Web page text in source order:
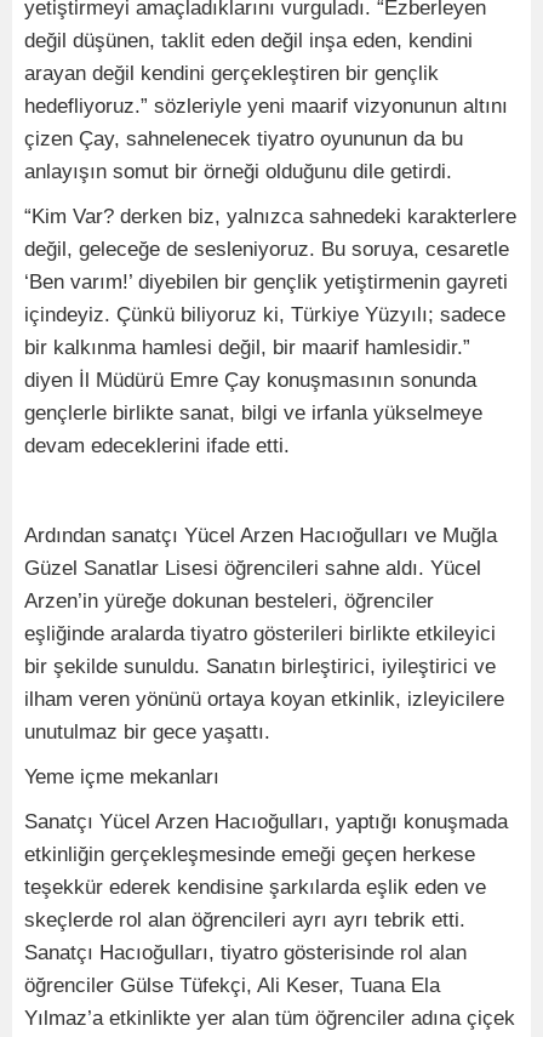
yetiştirmeyi amaçladıklarını vurguladı. “Ezberleyen
değil düşünen, taklit eden değil inşa eden, kendini
arayan değil kendini gerçekleştiren bir gençlik
hedefliyoruz.” sözleriyle yeni maarif vizyonunun altını
çizen Çay, sahnelenecek tiyatro oyununun da bu
anlayışın somut bir örneği olduğunu dile getirdi.
“Kim Var? derken biz, yalnızca sahnedeki karakterlere
değil, geleceğe de sesleniyoruz. Bu soruya, cesaretle
‘Ben varım!’ diyebilen bir gençlik yetiştirmenin gayreti
içindeyiz. Çünkü biliyoruz ki, Türkiye Yüzyılı; sadece
bir kalkınma hamlesi değil, bir maarif hamlesidir.”
diyen İl Müdürü Emre Çay konuşmasının sonunda
gençlerle birlikte sanat, bilgi ve irfanla yükselmeye
devam edeceklerini ifade etti.
Ardından sanatçı Yücel Arzen Hacıoğulları ve Muğla
Güzel Sanatlar Lisesi öğrencileri sahne aldı. Yücel
Arzen’in yüreğe dokunan besteleri, öğrenciler
eşliğinde aralarda tiyatro gösterileri birlikte etkileyici
bir şekilde sunuldu. Sanatın birleştirici, iyileştirici ve
ilham veren yönünü ortaya koyan etkinlik, izleyicilere
unutulmaz bir gece yaşattı.
Yeme içme mekanları
Sanatçı Yücel Arzen Hacıoğulları, yaptığı konuşmada
etkinliğin gerçekleşmesinde emeği geçen herkese
teşekkür ederek kendisine şarkılarda eşlik eden ve
skeçlerde rol alan öğrencileri ayrı ayrı tebrik etti.
Sanatçı Hacıoğulları, tiyatro gösterisinde rol alan
öğrenciler Gülse Tüfekçi, Ali Keser, Tuana Ela
Yılmaz’a etkinlikte yer alan tüm öğrenciler adına çiçek